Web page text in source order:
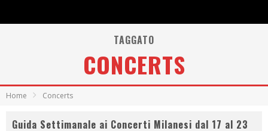
TAGGATO
CONCERTS
Home Concerts
Guida Settimanale ai Concerti Milanesi dal 17 al 23